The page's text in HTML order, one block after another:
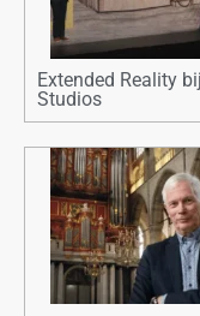
Extended Reality
Studios